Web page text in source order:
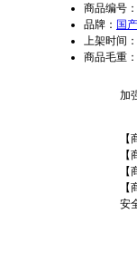
商品编号
品牌： 国产
上架时间
商品毛重
加
安